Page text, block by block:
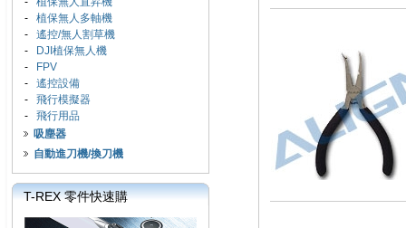
- 植保無人多軸機
- 遙控/無人割草機
-
DJI植保無人機
-
FPV
- 遙控設備
- 飛行模擬器
- 飛行用品
吸塵器
自動進刀機/換刀機
T-REX 零件快速購